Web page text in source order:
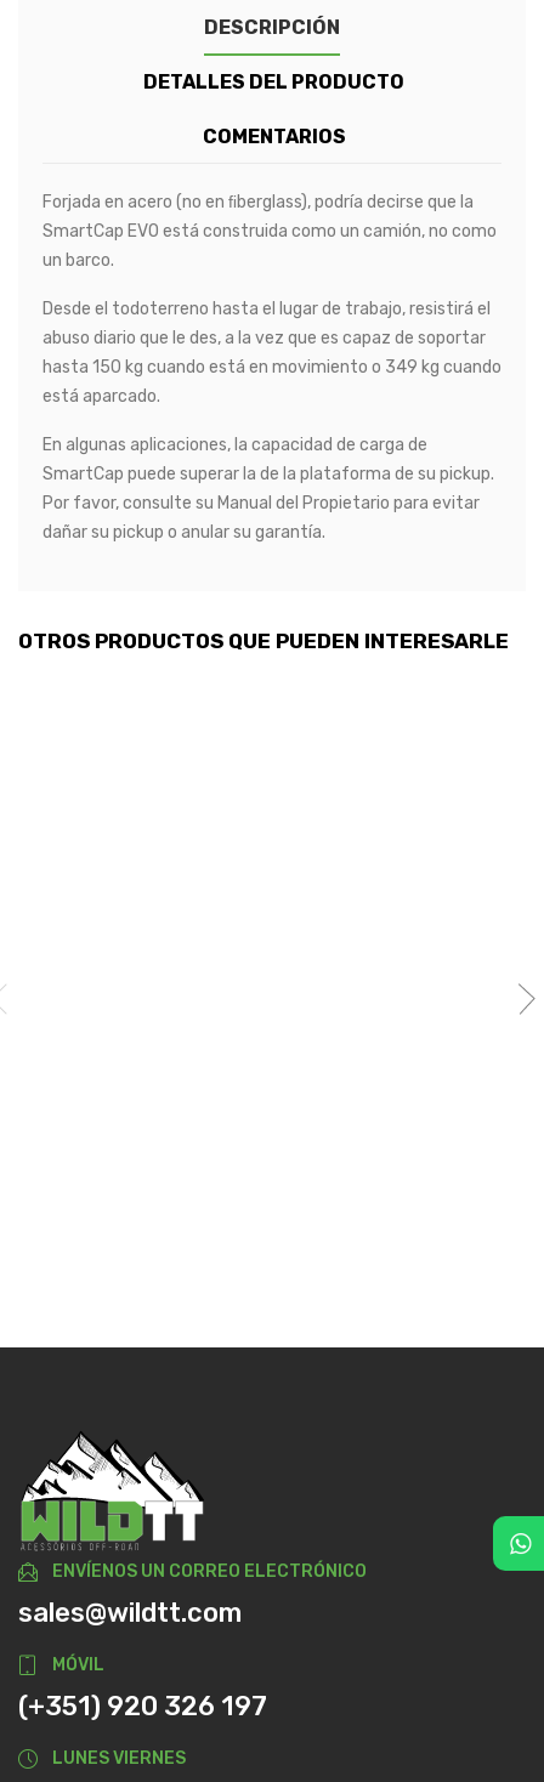
DESCRIPCIÓN
DETALLES DEL PRODUCTO
COMENTARIOS
Forjada en acero (no en ﬁberglass), podría decirse que la
SmartCap EVO está construida como un camión, no como
un barco.
Desde el todoterreno hasta el lugar de trabajo, resistirá el
abuso diario que le des, a la vez que es capaz de soportar
hasta 150 kg cuando está en movimiento o 349 kg cuando
está aparcado.
En algunas aplicaciones, la capacidad de carga de
SmartCap puede superar la de la plataforma de su pickup.
Por favor, consulte su Manual del Propietario para evitar
dañar su pickup o anular su garantía.
OTROS PRODUCTOS QUE PUEDEN INTERESARLE
ENVÍENOS UN CORREO ELECTRÓNICO
sales@wildtt.com
MÓVIL
(+351) 920 326 197
LUNES VIERNES